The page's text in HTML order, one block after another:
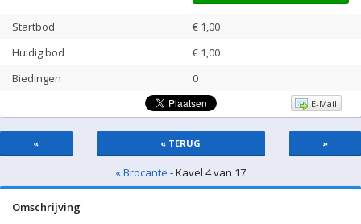
Startbod
€ 1,00
Huidig bod
€ 1,00
Biedingen
0
E-Mail
« « TERUG »
« Brocante - Kavel 4 van 17
Omschrijving